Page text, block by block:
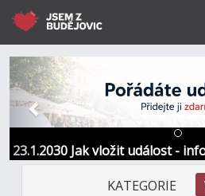
23.1.2030 Jak vložit událost -
Předchozí
KATEGORIE